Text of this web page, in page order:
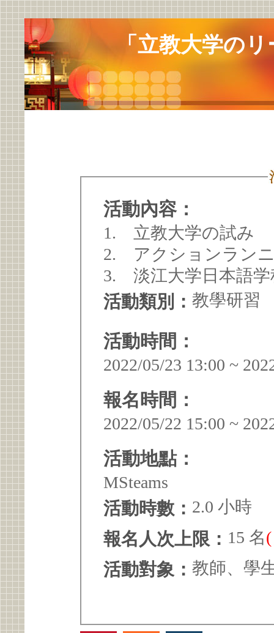
「立教大学の
活動內容：
1. 立教大学の試み
2. アクションラン
3. 淡江大学日本語学
活動類別： 教學研習
活動時間：
2022/05/23 13:00 ~
報名時間：
2022/05/22 15:00 ~
活動地點：
MSteams
活動時數： 2.0 小時
報名人次上限： 15 名
活動對象： 教師、學